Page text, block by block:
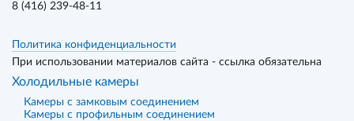
8 (416) 239-48-11
Политика конфиденциальности
При использовании материалов сайта - ссылка обязательна
Холодильные камеры
Камеры с замковым соединением
Камеры с профильным соединением